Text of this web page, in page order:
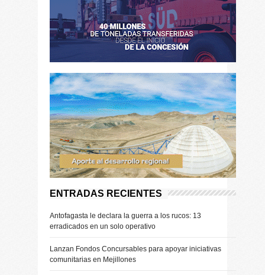
ENTRADAS RECIENTES
Antofagasta le declara la guerra a los rucos: 13
erradicados en un solo operativo
Lanzan Fondos Concursables para apoyar iniciativas
comunitarias en Mejillones